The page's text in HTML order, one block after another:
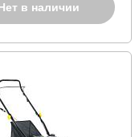
в наличии